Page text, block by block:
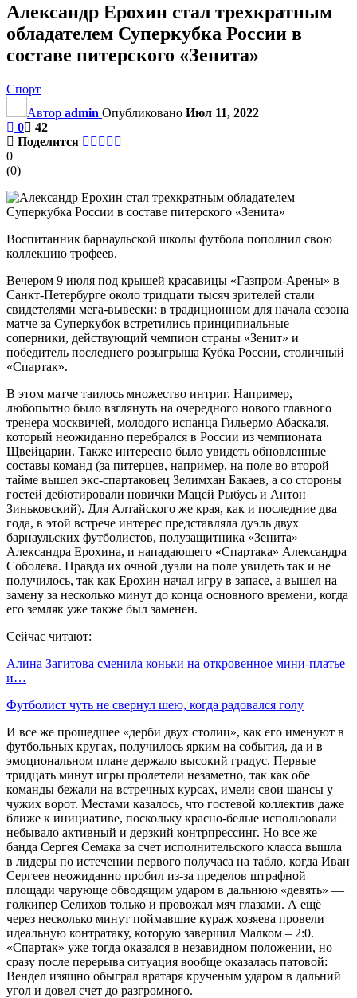
Александр Ерохин стал трехкратным
обладателем Суперкубка России в
составе питерского «Зенита»
Спорт
Автор admin Опубликовано Июл 11, 2022
0
42
Поделится
0
(0)
Воспитанник барнаульской школы футбола пополнил свою
коллекцию трофеев.
Вечером 9 июля под крышей красавицы «Газпром-Арены» в
Санкт-Петербурге около тридцати тысяч зрителей стали
свидетелями мега-вывески: в традиционном для начала сезона
матче за Суперкубок встретились принципиальные
соперники, действующий чемпион страны «Зенит» и
победитель последнего розыгрыша Кубка России, столичный
«Спартак».
В этом матче таилось множество интриг. Например,
любопытно было взглянуть на очередного нового главного
тренера москвичей, молодого испанца Гильермо Абаскаля,
который неожиданно перебрался в России из чемпионата
Щвейцарии. Также интересно было увидеть обновленные
составы команд (за питерцев, например, на поле во второй
тайме вышел экс-спартаковец Зелимхан Бакаев, а со стороны
гостей дебютировали новички Мацей Рыбусь и Антон
Зиньковский). Для Алтайского же края, как и последние два
года, в этой встрече интерес представляла дуэль двух
барнаульских футболистов, полузащитника «Зенита»
Александра Ерохина, и нападающего «Спартака» Александра
Соболева. Правда их очной дуэли на поле увидеть так и не
получилось, так как Ерохин начал игру в запасе, а вышел на
замену за несколько минут до конца основного времени, когда
его земляк уже также был заменен.
Сейчас читают:
Алина Загитова сменила коньки на откровенное мини-платье
и…
Футболист чуть не свернул шею, когда радовался голу
И все же прошедшее «дерби двух столиц», как его именуют в
футбольных кругах, получилось ярким на события, да и в
эмоциональном плане держало высокий градус. Первые
тридцать минут игры пролетели незаметно, так как обе
команды бежали на встречных курсах, имели свои шансы у
чужих ворот. Местами казалось, что гостевой коллектив даже
ближе к инициативе, поскольку красно-белые использовали
небывало активный и дерзкий контрпрессинг. Но все же
банда Сергея Семака за счет исполнительского класса вышла
в лидеры по истечении первого получаса на табло, когда Иван
Сергеев неожиданно пробил из-за пределов штрафной
площади чарующе обводящим ударом в дальнюю «девять» —
голкипер Селихов только и провожал мяч глазами. А ещё
через несколько минут поймавшие кураж хозяева провели
идеальную контратаку, которую завершил Малком – 2:0.
«Спартак» уже тогда оказался в незавидном положении, но
сразу после перерыва ситуация вообще оказалась патовой:
Вендел изящно обыграл вратаря крученым ударом в дальний
угол и довел счет до разгромного.